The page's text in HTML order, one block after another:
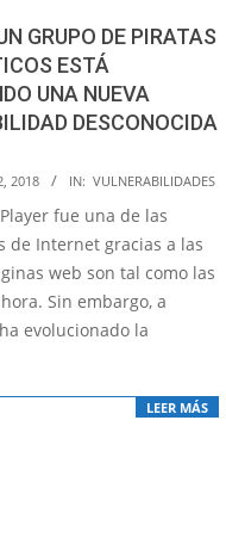
GRUPO DE PIRATAS
ESTÁ
UNA NUEVA
DESCONOCIDA
2018 IN: VULNERABILIDADES
fue una de las
de Internet gracias a las
web son tal como las
Sin embargo, a
evolucionado la
LEER MÁS